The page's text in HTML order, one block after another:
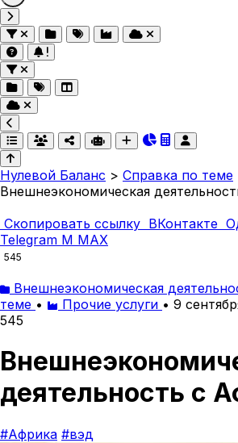
Нулевой Баланс > Справка по теме
Внешнеэкономическая
Скопировать ссылку ВКонтакте
Telegram M MAX
545
Внешнеэкономическая
теме • Прочие услуги • 9
545
деятельность с
#Африка #вэд